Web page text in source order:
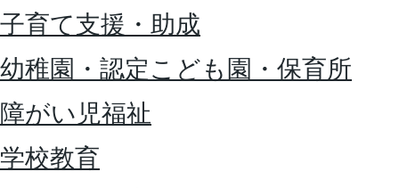
子育て支援・助成
幼稚園・認定こども園・保育所
障がい児福祉
学校教育